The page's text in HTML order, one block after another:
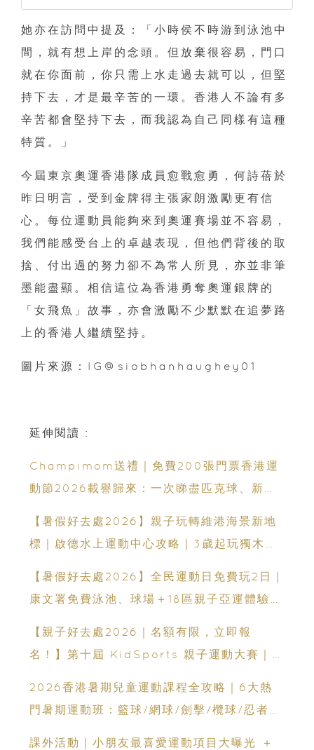
她亦在訪問中提及：「小時侯不時游到泳池中
間，就有想上岸的念頭。但放棄很容易，門口
就在你面前，你只需上水走過去就可以，但堅
持下去，才是最辛苦的一環。香港人不論有多
辛苦都會堅持下去，而我認為自己同樣有這種
特質。」
今屆東京奧運香港隊成員愈戰愈勇，何詩蓓於
昨日明言，受到金牌得主張家朗激勵更有信
心。每位運動員能夠來到奧運賽場並不容易，
我們能感受台上的卓越表現，但他們背後的取
捨、付出過的努力卻不為常人所見，亦並非筆
墨能盡顯。相信這位為香港勇奪奧運銀牌的
「女飛魚」故事，亦會激勵不少默默在追夢路
上的香港人繼續堅持。
圖片來源：IG@siobhanhaughey01
延伸閱讀 :
Champimom送禮｜免費200張門票香港運
動節2026載譽歸來：一次睇盡匹克球、新興
【暑假好去處2026】親子玩轉維港海景新地
標｜啟德水上運動中心攻略｜3歲起玩獨木舟
【暑假好去處2026】全民運動日免費玩2日｜
康文署免費泳池、球場＋18區親子亞運體驗活
【親子好去處2026｜名額有限，立即報
名！】第十屆 KidSports 親子運動大賽｜
2026香港暑期兒童運動課程全攻略｜6大熱
門暑期運動班：籃球/網球/劍擊/欖球/忍者訓
課外活動｜小朋友最喜愛運動項目大曝光 ＋